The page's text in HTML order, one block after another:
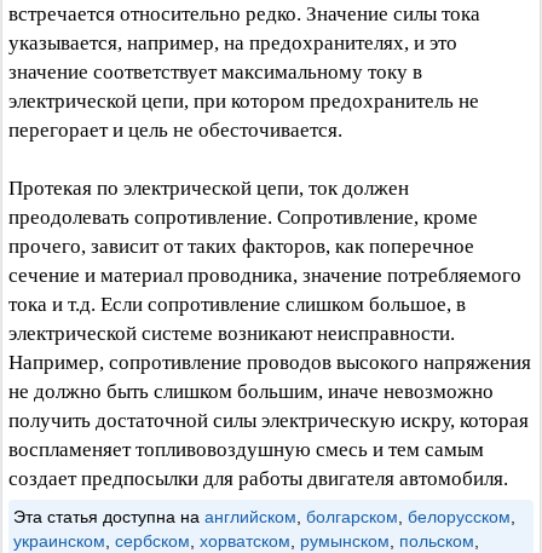
встречается относительно редко. Значение силы тока
указывается, например, на предохранителях, и это
значение соответствует максимальному току в
электрической цепи, при котором предохранитель не
перегорает и цель не обесточивается.
Протекая по электрической цепи, ток должен
преодолевать сопротивление. Сопротивление, кроме
прочего, зависит от таких факторов, как поперечное
сечение и материал проводника, значение потребляемого
тока и т.д. Если сопротивление слишком большое, в
электрической системе возникают неисправности.
Например, сопротивление проводов высокого напряжения
не должно быть слишком большим, иначе невозможно
получить достаточной силы электрическую искру, которая
воспламеняет топливовоздушную смесь и тем самым
создает предпосылки для работы двигателя автомобиля.
Эта статья доступна на английском болгарском белорусском
украинском сербском хорватском румынском польском